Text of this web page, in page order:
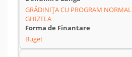
GRĂDINIȚA CU PROGRAM NORMAL
GHIZELA
Buget